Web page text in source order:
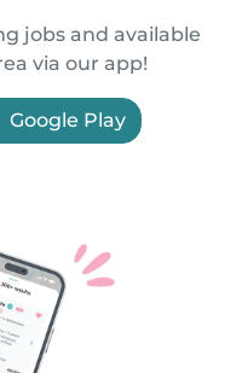
jobs and available
via our app!
Google Play